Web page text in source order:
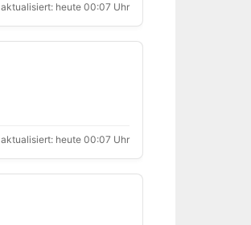
aktualisiert: heute 00:07 Uhr
aktualisiert: heute 00:07 Uhr